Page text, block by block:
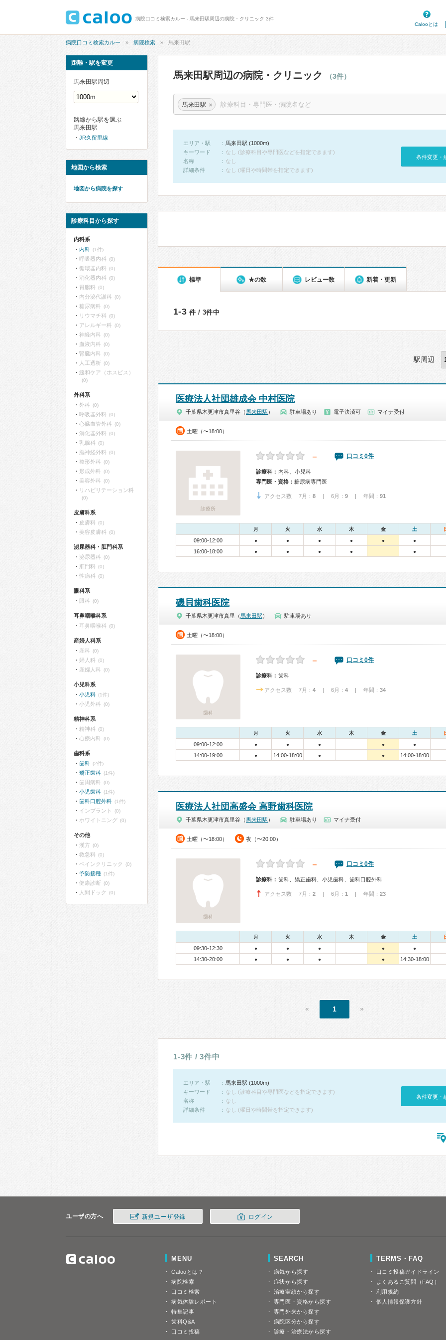
病院口コミ検索カルー - 馬来田駅周辺の病院・クリニック 3件
Calooとは
病院口コミ検索カルー 病院検索 馬来田駅
馬来田駅周辺の病院・クリニック （3件）
馬来田駅 ×
エリア・駅
馬来田駅 (1000m)
キーワード
なし (診療科目や専門医などを指定できます)
名称
なし
詳細条件
なし (曜日や時間帯を指定できます)
条件変更・
標準 ★の数 レビュー数 新着・更新
1-3 件 / 3件中
駅周辺
医療法人社団雄成会 中村医院
千葉県木更津市真里谷（ 馬来田駅 ） 駐車場あり 電子決済可 マイナ受付
土曜（〜18:00）
診療所
－ 口コミ0件
診療科： 内科、小児科
専門医・資格： 糖尿病専門医
アクセス数 7月： 8 | 6月： 9 | 年間： 91
月 火 水 木 金 土
09:00-12:00 ● ● ● ● ● ●
16:00-18:00 ● ● ● ● ●
磯貝歯科医院
千葉県木更津市真里（ 馬来田駅 ） 駐車場あり
土曜（〜18:00）
歯科
－ 口コミ0件
診療科： 歯科
アクセス数 7月： 4 | 6月： 4 | 年間： 34
月 火 水 木 金 土
09:00-12:00 ● ● ● ● ●
14:00-19:00 ● 14:00-18:00 ● ● 14:00-18:00
医療法人社団高盛会 高野歯科医院
千葉県木更津市真里谷（ 馬来田駅 ） 駐車場あり マイナ受付
土曜（〜18:00） 夜（〜20:00）
歯科
－ 口コミ0件
診療科： 歯科、矯正歯科、小児歯科、歯科口腔外科
アクセス数 7月： 2 | 6月： 1 | 年間： 23
月 火 水 木 金 土
09:30-12:30 ● ● ● ● ●
14:30-20:00 ● ● ● ● 14:30-18:00
« 1 »
1-3件 / 3件中
エリア・駅
馬来田駅 (1000m)
キーワード
なし (診療科目や専門医などを指定できます)
名称
なし
詳細条件
なし (曜日や時間帯を指定できます)
条件変更・
距離・駅を変更
馬来田駅周辺
路線から駅を選ぶ
馬来田駅
JR久留里線
地図から検索
地図から病院を探す
診療科目から探す
内科系
内科 (1件)
呼吸器内科 (0)
循環器内科 (0)
消化器内科 (0)
胃腸科 (0)
内分泌代謝科 (0)
糖尿病科 (0)
リウマチ科 (0)
アレルギー科 (0)
神経内科 (0)
血液内科 (0)
腎臓内科 (0)
人工透析 (0)
緩和ケア（ホスピス）
(0)
外科系
外科 (0)
呼吸器外科 (0)
心臓血管外科 (0)
消化器外科 (0)
乳腺科 (0)
脳神経外科 (0)
整形外科 (0)
形成外科 (0)
美容外科 (0)
リハビリテーション科
(0)
皮膚科系
皮膚科 (0)
美容皮膚科 (0)
泌尿器科・肛門科系
泌尿器科 (0)
肛門科 (0)
性病科 (0)
眼科系
眼科 (0)
耳鼻咽喉科系
耳鼻咽喉科 (0)
産婦人科系
産科 (0)
婦人科 (0)
産婦人科 (0)
小児科系
小児科 (1件)
小児外科 (0)
精神科系
精神科 (0)
心療内科 (0)
歯科系
歯科 (2件)
矯正歯科 (1件)
歯周病科 (0)
小児歯科 (1件)
歯科口腔外科 (1件)
インプラント (0)
ホワイトニング (0)
その他
漢方 (0)
救急科 (0)
ペインクリニック (0)
予防接種 (1件)
健康診断 (0)
人間ドック (0)
ユーザの方へ 新規ユーザ登録 ログイン
MENU
Calooとは？
病院検索
口コミ検索
病気体験レポート
特集記事
歯科Q&A
口コミ投稿
SEARCH
病気から探す
症状から探す
治療実績から探す
専門医・資格から探す
専門外来から探す
病院区分から探す
診療・治療法から探す
TERMS・FAQ
口コミ投稿ガイドライン
よくあるご質問（FAQ）
利用規約
個人情報保護方針